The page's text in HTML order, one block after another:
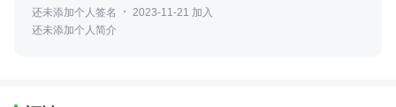
还未添加个人签名
2023-11-21 加入
还未添加个人简介